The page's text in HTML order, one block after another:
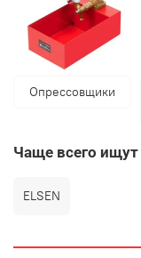
Опрессовщики
Чаще всего
ELSEN